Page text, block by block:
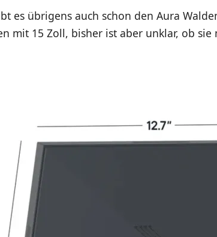
es übrigens auch schon den Aura
mit 15 Zoll, bisher ist aber unklar, ob